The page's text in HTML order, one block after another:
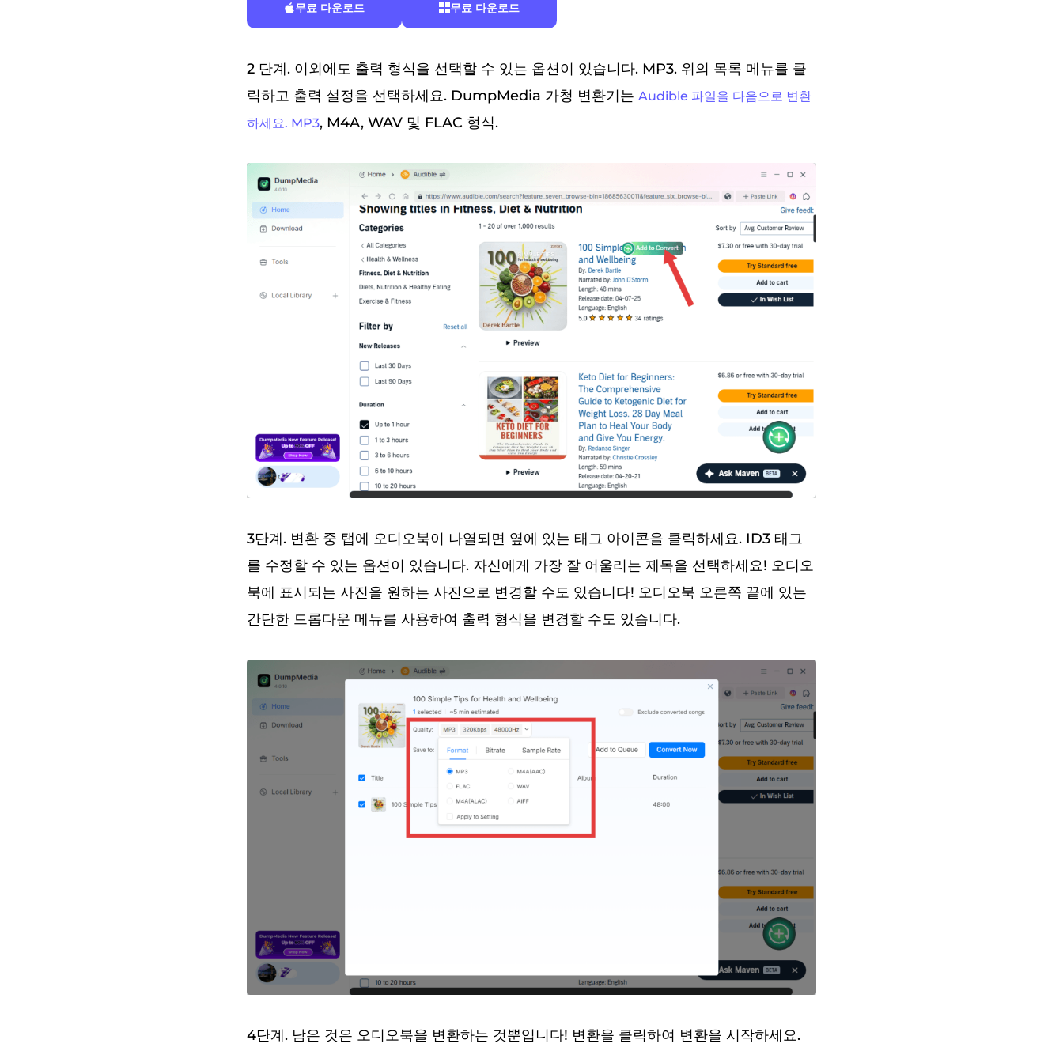
무료 다운로드 무료 다운로드
2 단계. 이외에도 출력 형식을 선택할 수 있는 옵션이 있습니다. MP3. 위의 목록 메뉴를 클
릭하고 출력 설정을 선택하세요. DumpMedia 가청 변환기는 Audible 파일을 다음으로 변환
하세요. MP3, M4A, WAV 및 FLAC 형식.
3단계. 변환 중 탭에 오디오북이 나열되면 옆에 있는 태그 아이콘을 클릭하세요. ID3 태그
를 수정할 수 있는 옵션이 있습니다. 자신에게 가장 잘 어울리는 제목을 선택하세요! 오디오
북에 표시되는 사진을 원하는 사진으로 변경할 수도 있습니다! 오디오북 오른쪽 끝에 있는
간단한 드롭다운 메뉴를 사용하여 출력 형식을 변경할 수도 있습니다.
4단계. 남은 것은 오디오북을 변환하는 것뿐입니다! 변환을 클릭하여 변환을 시작하세요.